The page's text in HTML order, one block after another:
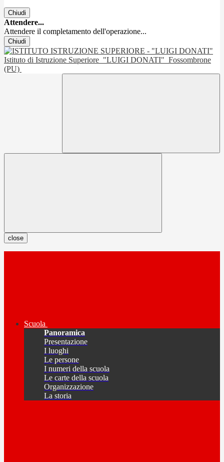
Chiudi
Attendere...
Attendere il completamento dell'operazione...
Chiudi
Istituto di Istruzione Superiore "LUIGI DONATI" Fossombrone
(PU)
close
Scuola
Panoramica
Presentazione
I luoghi
Le persone
I numeri della scuola
Le carte della scuola
Organizzazione
La storia